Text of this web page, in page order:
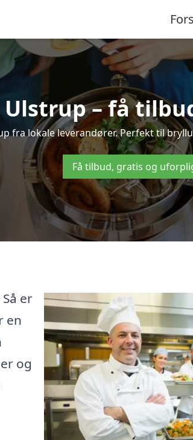
– få
fra lokale leverandører. Perfekt til
Få tilbud, gratis og
er
en
og